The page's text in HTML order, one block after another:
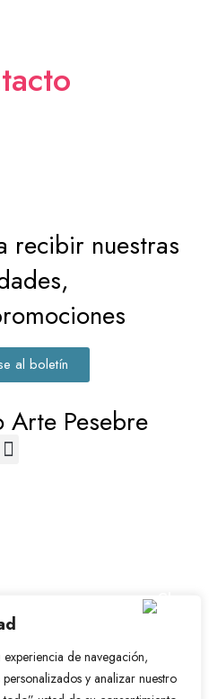
de navegación,
y analizar nuestro
recibir nuestras
al boletín
Pesebre
Pesebre